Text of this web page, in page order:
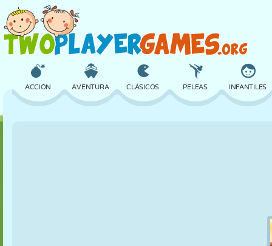
ACCIÓN AVENTURA CLÁSICOS PELEAS INFANTILES